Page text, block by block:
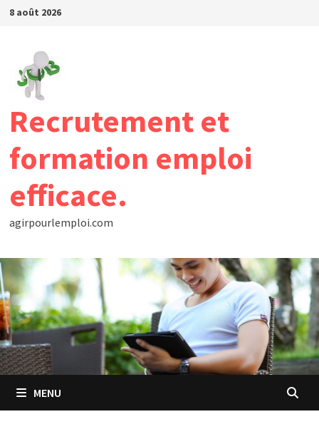
Passer
contenu
8 août 2026
Recrutement et
formation emploi
efficace.
agirpourlemploi.com
MENU